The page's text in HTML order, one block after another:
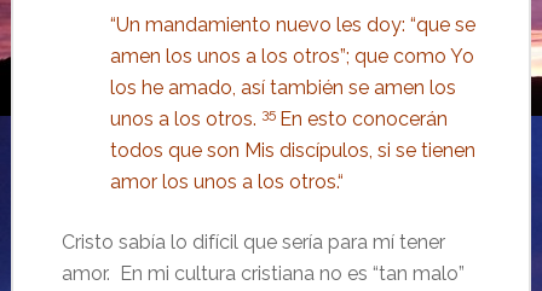
“Un mandamiento nuevo les doy: “que se
amen los unos a los otros”; que como Yo
los he amado, así también se amen los
unos a los otros. 35 En esto conocerán
todos que son Mis discípulos, si se tienen
amor los unos a los otros.“
Cristo sabía lo difícil que sería para mí tener
amor. En mi cultura cristiana no es “tan malo”